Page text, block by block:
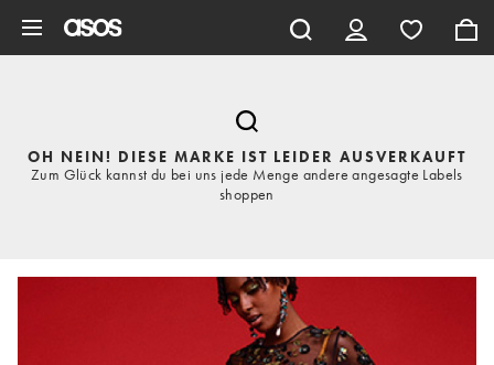
OH NEIN! DIESE MARKE IST LEIDER AUSVERKAUFT
Zum Glück kannst du bei uns jede Menge andere angesagte Labels
shoppen